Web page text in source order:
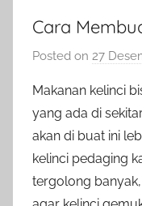
Cara
Posted on 27
Makanan kelinci
yang ada di
akan di buat ini
kelinci pedaging
tergolong